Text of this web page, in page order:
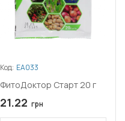
Код: ЕА033
ФитоДоктор Старт 20 г
21.22 грн